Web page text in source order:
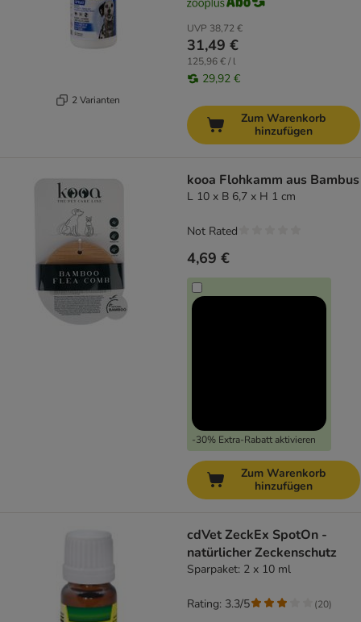
2 Varianten
UVP 38,72 €
31,49 €
125,96 € / l
29,92 €
Zum Warenkorb
hinzufügen
kooa Flohkamm aus Bambus
L 10 x B 6,7 x H 1 cm
4,69 €
-30% Extra-Rabatt aktivieren
Not Rated
Zum Warenkorb
hinzufügen
cdVet ZeckEx SpotOn -
natürlicher Zeckenschutz
Sparpaket: 2 x 10 ml
Rating: 3.3/5 (20)